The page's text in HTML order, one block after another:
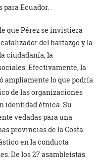
Ecuador.
que Pérez se invistiera
del hartazgo y la
ciudadanía, la
Efectivamente, la
ampliamente lo que podría
de las organizaciones
identidad étnica. Su
vedadas para una
provincias de la Costa
en la conducta
De los 27 asambleístas